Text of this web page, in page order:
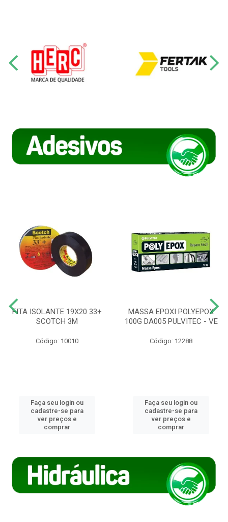
FITA ISOLANTE 19X20 33+
SCOTCH 3M
Código: 10010
Faça seu login ou
cadastre-se para
ver preços e
comprar
MASSA EPOXI POLYEPOX
100G DA005 PULVITEC - VE
Código: 12288
Faça seu login ou
cadastre-se para
ver preços e
comprar